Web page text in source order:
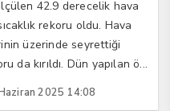
42.9 derecelik hava
rekoru oldu. Hava
üzerinde seyrettiği
da kırıldı. Dün yapılan ö...
2025 14:08